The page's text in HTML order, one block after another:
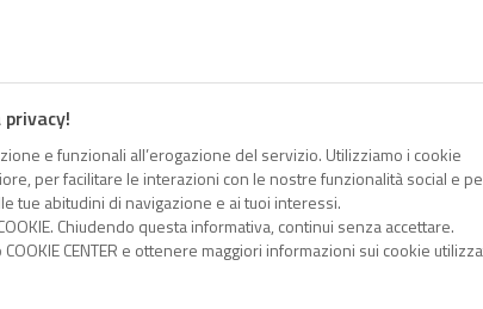
e funzionali all’erogazione del servizio. Utilizziamo i cookie
per facilitare le interazioni con le nostre funzionalità social e
tue abitudini di navigazione e ai tuoi interessi.
Chiudendo questa informativa, continui senza accettare.
CENTER e ottenere maggiori informazioni sui cookie
Policy Terms&Conditions Contenuti Specialistici